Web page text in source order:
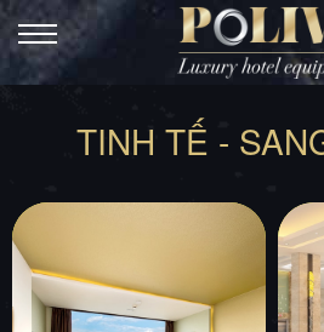
TINH TẾ -